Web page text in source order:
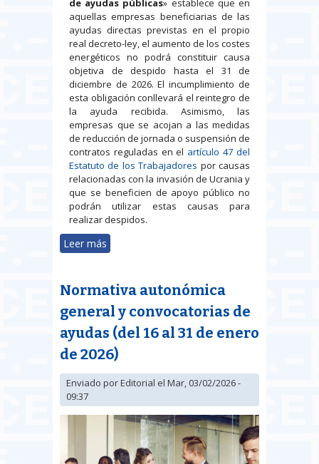
de ayudas públicas» establece que en
aquellas empresas beneficiarias de las
ayudas directas previstas en el propio
real decreto-ley, el aumento de los costes
energéticos no podrá constituir causa
objetiva de despido hasta el 31 de
diciembre de 2026. El incumplimiento de
esta obligación conllevará el reintegro de
la ayuda recibida. Asimismo, las
empresas que se acojan a las medidas
de reducción de jornada o suspensión de
contratos reguladas en el artículo 47 del
Estatuto de los Trabajadores por causas
relacionadas con la invasión de Ucrania y
que se beneficien de apoyo público no
podrán utilizar estas causas para
realizar despidos.
Leer más
Normativa autonómica
general y convocatorias de
ayudas (del 16 al 31 de enero
de 2026)
Enviado porEditorial el Mar, 03/02/2026 -
09:37